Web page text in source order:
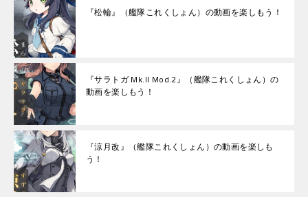
『松輪』（艦隊これくしょん）の動画を楽しもう！
『サラトガ Mk.II Mod.2』（艦隊これくしょん）の
動画を楽しもう！
『涼月改』（艦隊これくしょん）の動画を楽しも
う！